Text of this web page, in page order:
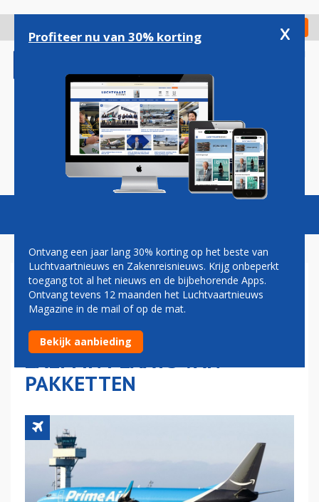
gaan
Check in
Magazine Podcasts Vacatures
AMAZON HEEFT
VRACHTRUIMTE OVER EN
OVERWEEGT VLUCHTEN MET
ZALM IN PLAATS VAN
PAKKETTEN
Profiteer nu van 30% korting x
Ontvang een jaar lang 30% korting op het beste van
Luchtvaartnieuws en Zakenreisnieuws. Krijg onbeperkt
toegang tot al het nieuws en de bijbehorende Apps.
Ontvang tevens 12 maanden het Luchtvaartnieuws
Magazine in de mail of op de mat.
Bekijk aanbieding